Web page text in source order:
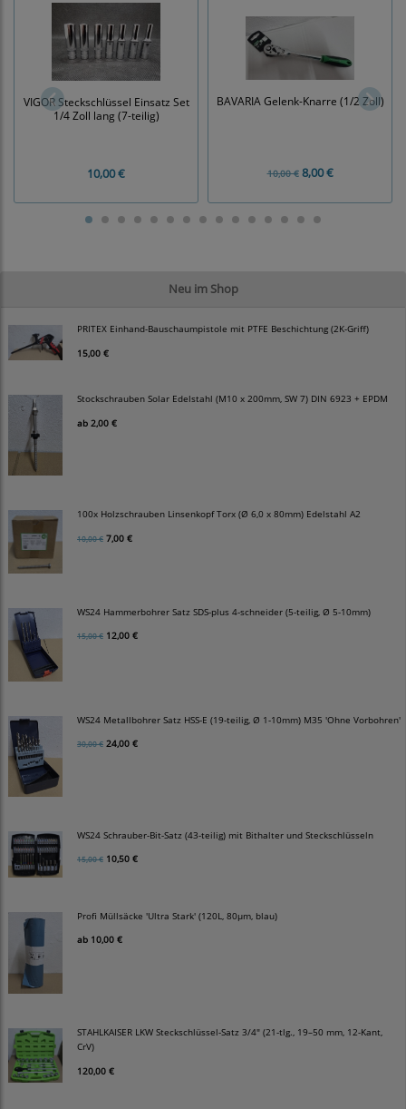
Neu im Shop
PRITEX Einhand-Bauschaumpistole mit PTFE Beschichtung (2K-Griff)
15,00 €
Stockschrauben Solar Edelstahl (M10 x 200mm, SW 7) DIN 6923 + EPDM
ab 2,00 €
100x Holzschrauben Linsenkopf Torx (Ø 6,0 x 80mm) Edelstahl A2
10,00 € 7,00 €
WS24 Hammerbohrer Satz SDS-plus 4-schneider (5-teilig, Ø 5-10mm)
15,00 € 12,00 €
WS24 Metallbohrer Satz HSS-E (19-teilig, Ø 1-10mm) M35 'Ohne Vorbohren'
30,00 € 24,00 €
WS24 Schrauber-Bit-Satz (43-teilig) mit Bithalter und Steckschlüsseln
15,00 € 10,50 €
Profi Müllsäcke 'Ultra Stark' (120L, 80µm, blau)
ab 10,00 €
STAHLKAISER LKW Steckschlüssel-Satz 3/4" (21-tlg., 19–50 mm, 12-Kant,
CrV)
120,00 €
VIGOR Steckschlüssel Einsatz Set
1/4 Zoll lang (7-teilig)
10,00 €
BAVARIA Gelenk-Knarre (1/2 Zoll)
10,00 €8,00 €